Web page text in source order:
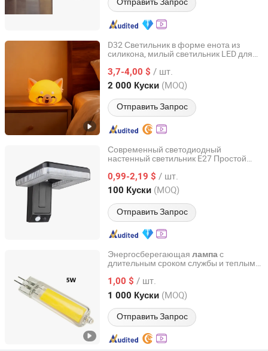
D32 Светильник в форме енота из
силикона, милый светильник LED для
яркости, ночник
3,7-4,00 $ / шт.
2 000 Куски (MOQ)
Отправить Запрос
Jieyang Colorful Life Technology Co., Ltd.
Guangdong, China с 2025
Современный светодиодный
настенный светильник E27 Простой
и наружного использования для
украшения гостиной и спальни IP65
Солнечная энергия
0,99-2,19 $ / шт.
100 Куски (MOQ)
Отправить Запрос
Anhui Xianwei E-Commerce Co., Ltd
Anhui, China с 2025
Энергосберегающая лампас
длительным сроком службы и теплым
1,00 $ / шт.
1 000 Куски (MOQ)
Отправить Запрос
Changzhou Dingming Lighting Equipment Co., Ltd.
Jiangsu, China с 2009